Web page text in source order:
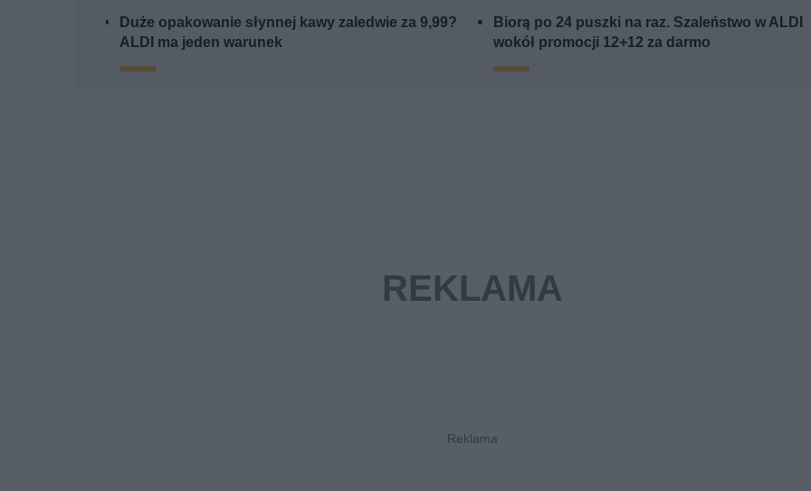
Duże opakowanie słynnej kawy zaledwie za 9,99?
ALDI ma jeden warunek
Biorą po 24 puszki na raz. Szaleństwo w ALDI
wokół promocji 12+12 za darmo